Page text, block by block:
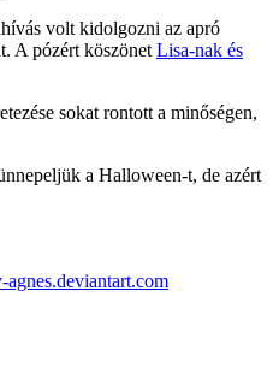
volt kidolgozni az apró
A pózért köszönet Lisa-nak és
sokat rontott a minőségen,
a Halloween-t, de azért
agnes.deviantart.com